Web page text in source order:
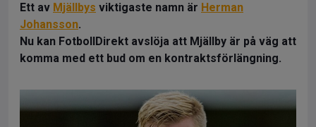
Ett av Mjällbys viktigaste namn är Herman
Johansson.
Nu kan FotbollDirekt avslöja att Mjällby är på väg att
komma med ett bud om en kontraktsförlängning.